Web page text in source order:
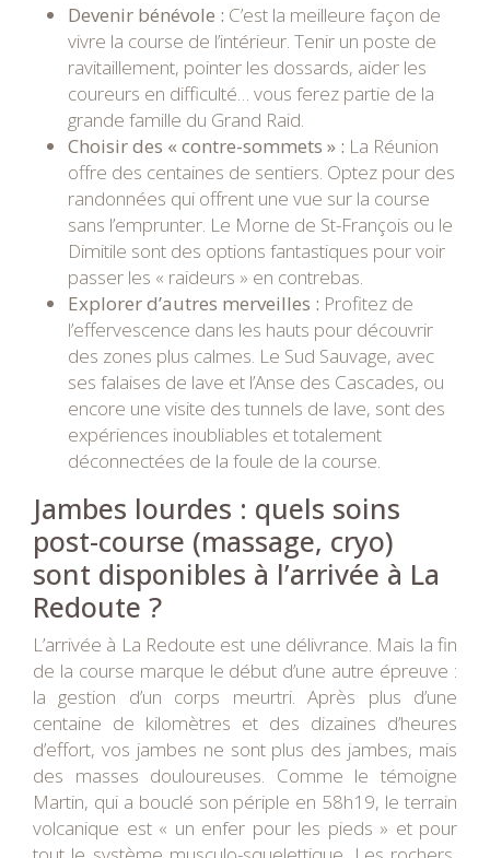
Devenir bénévole : C’est la meilleure façon de
vivre la course de l’intérieur. Tenir un poste de
ravitaillement, pointer les dossards, aider les
coureurs en difficulté… vous ferez partie de la
grande famille du Grand Raid.
Choisir des « contre-sommets » : La Réunion
offre des centaines de sentiers. Optez pour des
randonnées qui offrent une vue sur la course
sans l’emprunter. Le Morne de St-François ou le
Dimitile sont des options fantastiques pour voir
passer les « raideurs » en contrebas.
Explorer d’autres merveilles : Profitez de
l’effervescence dans les hauts pour découvrir
des zones plus calmes. Le Sud Sauvage, avec
ses falaises de lave et l’Anse des Cascades, ou
encore une visite des tunnels de lave, sont des
expériences inoubliables et totalement
déconnectées de la foule de la course.
Jambes lourdes : quels soins
post-course (massage, cryo)
sont disponibles à l’arrivée à La
Redoute ?
L’arrivée à La Redoute est une délivrance. Mais la fin
de la course marque le début d’une autre épreuve :
la gestion d’un corps meurtri. Après plus d’une
centaine de kilomètres et des dizaines d’heures
d’effort, vos jambes ne sont plus des jambes, mais
des masses douloureuses. Comme le témoigne
Martin, qui a bouclé son périple en 58h19, le terrain
volcanique est « un enfer pour les pieds » et pour